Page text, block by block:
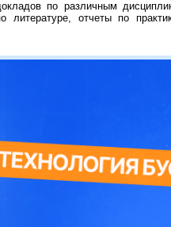
по различным
отчеты по